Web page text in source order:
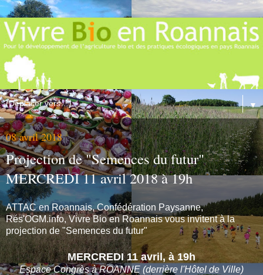
▼
08 avril 2018
Projection de "Semences du futur"
MERCREDI 11 avril 2018 à 19h
ATTAC en Roannais, Confédération Paysanne,
Rés'OGM.info, Vivre Bio en Roannais vous invitent à la
projection de "Semences du futur"
MERCREDI 11 avril, à 19h
Espace Congrès à ROANNE (derrière l'Hôtel de Ville)